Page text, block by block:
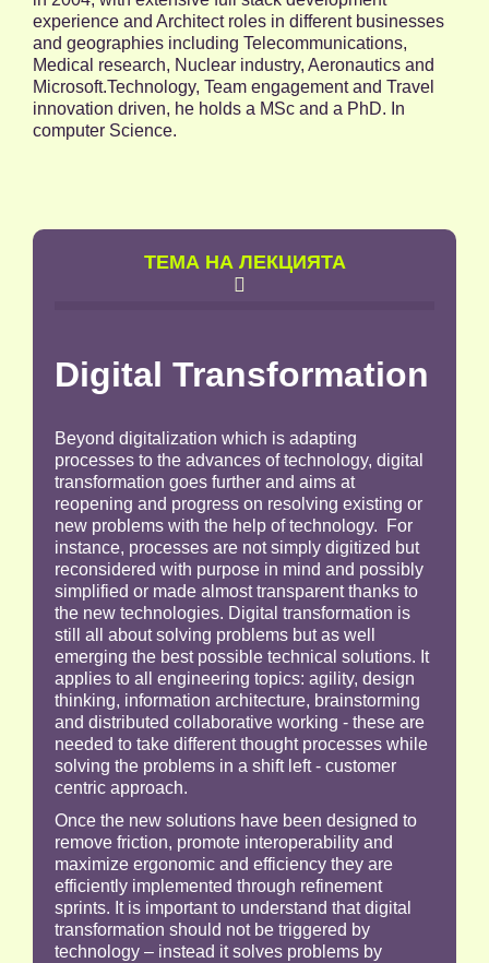
experience and Architect roles in different businesses
and geographies including Telecommunications,
Medical research, Nuclear industry, Aeronautics and
Microsoft.Technology, Team engagement and Travel
innovation driven, he holds a MSc and a PhD. In
computer Science.
TЕМА НА ЛЕКЦИЯТА

Digital Transformation
Beyond digitalization which is adapting
processes to the advances of technology, digital
transformation goes further and aims at
reopening and progress on resolving existing or
new problems with the help of technology. For
instance, processes are not simply digitized but
reconsidered with purpose in mind and possibly
simplified or made almost transparent thanks to
the new technologies. Digital transformation is
still all about solving problems but as well
emerging the best possible technical solutions. It
applies to all engineering topics: agility, design
thinking, information architecture, brainstorming
and distributed collaborative working - these are
needed to take different thought processes while
solving the problems in a shift left - customer
centric approach.
Once the new solutions have been designed to
remove friction, promote interoperability and
maximize ergonomic and efficiency they are
efficiently implemented through refinement
sprints. It is important to understand that digital
transformation should not be triggered by
technology – instead it solves problems by